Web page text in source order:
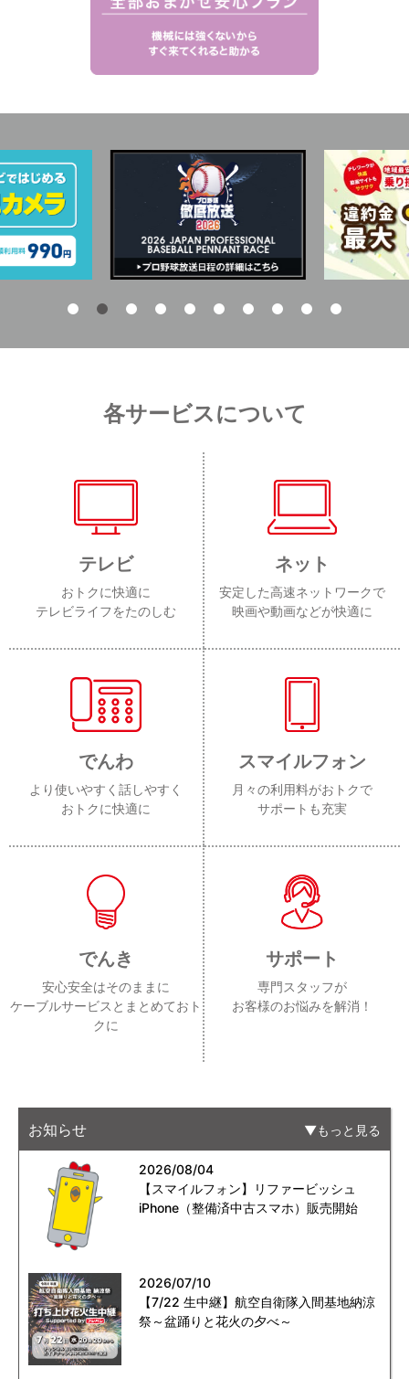
各サービスについて
テレビ
おトクに快適に
テレビライフをたのしむ
ネット
安定した高速ネットワークで
映画や動画などが快適に
でんわ
より使いやすく話しやすく
おトクに快適に
スマイルフォン
月々の利用料がおトクで
サポートも充実
でんき
安心安全はそのままに
ケーブルサービスとまとめておト
クに
サポート
専門スタッフが
お客様のお悩みを解消！
お知らせ もっと見る
2026/08/04
【スマイルフォン】リファービッシュ
iPhone（整備済中古スマホ）販売開始
2026/07/10
【7/22 生中継】航空自衛隊入間基地納涼
祭～盆踊りと花火の夕べ～